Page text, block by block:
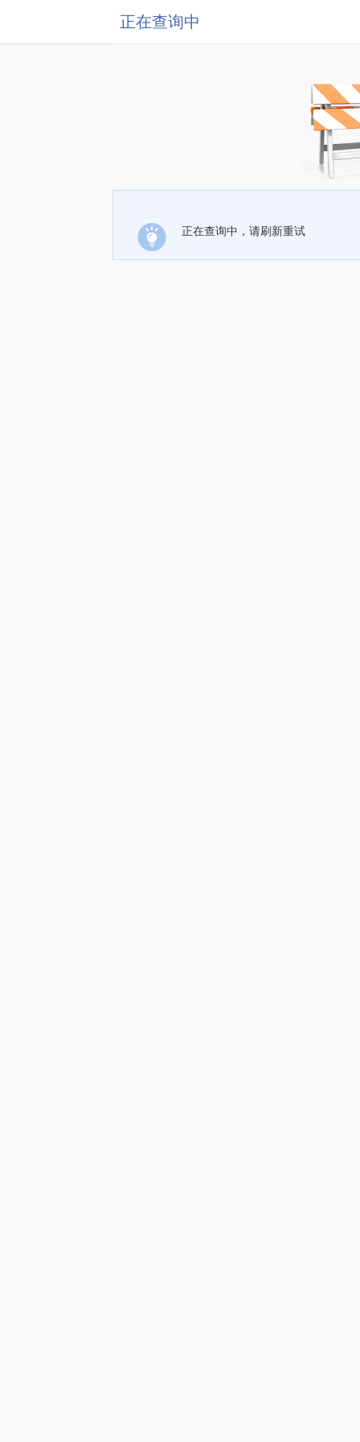
正在查询中
正在查询中，请刷新重试